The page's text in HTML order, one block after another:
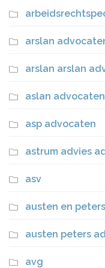
arslan
arslan arslan
aslan
asp advocaten
astrum advies
asv
austen en
austen peters
avg